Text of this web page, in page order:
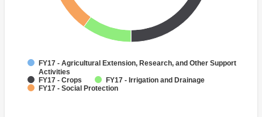
FY17 - Agricultural Extension, Research, and Other Support
Activities
FY17 - Crops
FY17 - Irrigation and Drainage
FY17 - Social Protection